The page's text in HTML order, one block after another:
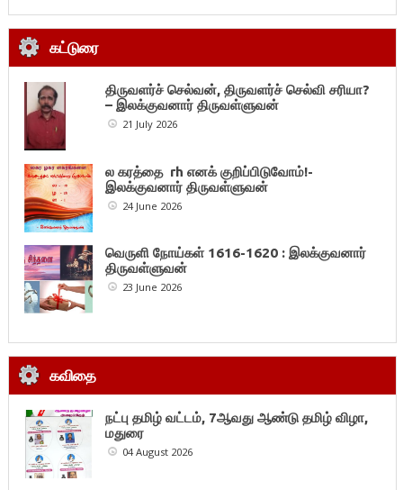
கட்டுரை
திருவளர்ச் செல்வன், திருவளர்ச் செல்வி சரியா?
– இலக்குவனார் திருவள்ளுவன்
21 July 2026
ல கரத்தை rh எனக் குறிப்பிடுவோம்!-
இலக்குவனார் திருவள்ளுவன்
24 June 2026
வெருளி நோய்கள் 1616-1620 : இலக்குவனார்
திருவள்ளுவன்
23 June 2026
கவிதை
நட்பு தமிழ் வட்டம், 7ஆவது ஆண்டு தமிழ் விழா,
மதுரை
04 August 2026